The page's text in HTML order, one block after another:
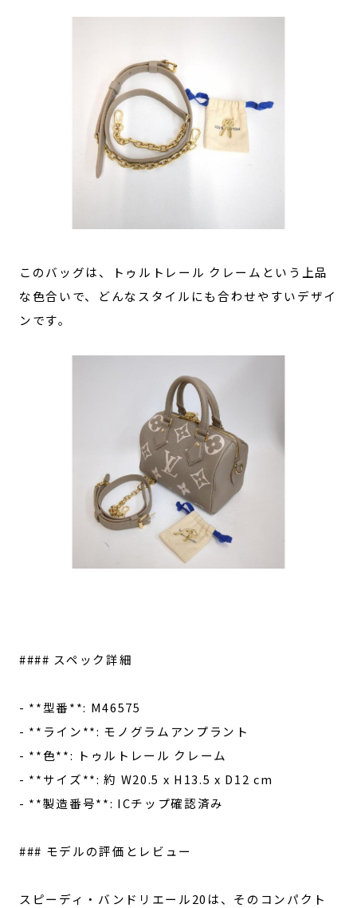
このバッグは、トゥルトレール クレームという上品
な色合いで、どんなスタイルにも合わせやすいデザイ
ンです。
#### スペック詳細
- **型番**: M46575
- **ライン**: モノグラムアンプラント
- **色**: トゥルトレール クレーム
- **サイズ**: 約 W20.5 x H13.5 x D12 cm
- **製造番号**: ICチップ確認済み
### モデルの評価とレビュー
スピーディ・バンドリエール20は、そのコンパクト